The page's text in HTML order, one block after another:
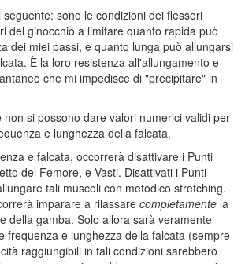
sono le condizioni dei flessori
del ginocchio a limitare quanto rapida può
dei miei passi, e quanto lunga può allungarsi
È la loro resistenza all'allungamento e
che mi impedisce di "precipitare" in
non si possono dare valori numerici validi per
e lunghezza della falcata.
e falcata, occorrerà disattivare i Punti
del Femore, e Vasti. Disattivati i Punti
tali muscoli con metodico stretching.
imparare a rilassare completamente la
della gamba. Solo allora sarà veramente
frequenza e lunghezza della falcata (sempre
raggiungibili in tali condizioni sarebbero